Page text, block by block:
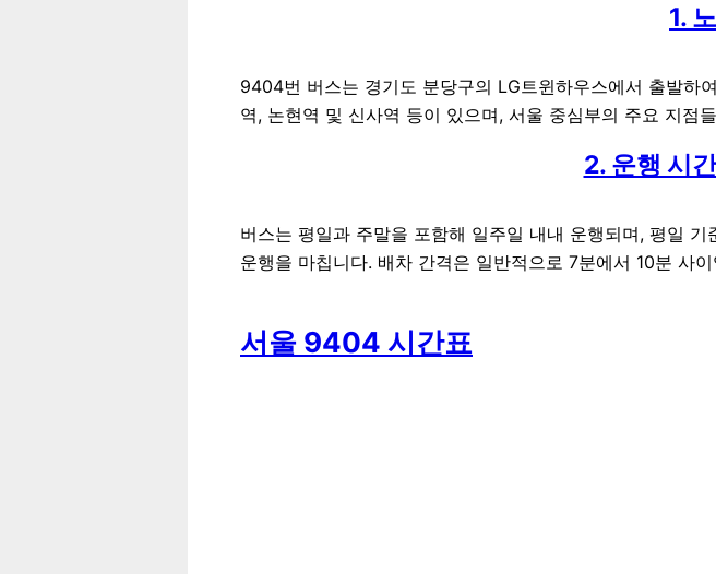
1.
9404번 버스는 경기도 분당구의 LG트윈하우스에서 출발하
역, 논현역 및 신사역 등이 있으며, 서울 중심부의 주요 지점
2. 운행 시
버스는 평일과 주말을 포함해 일주일 내내 운행되며, 평일
운행을 마칩니다. 배차 간격은 일반적으로 7분에서 10분 사이
서울 9404 시간표